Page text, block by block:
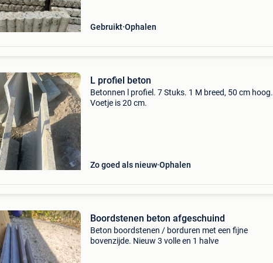
Gebruikt Ophalen
L profiel beton
Betonnen l profiel. 7 Stuks. 1 M breed, 50 cm hoog.
Voetje is 20 cm.
Zo goed als nieuw Ophalen
Boordstenen beton afgeschuind
Beton boordstenen / borduren met een fijne
bovenzijde. Nieuw 3 volle en 1 halve